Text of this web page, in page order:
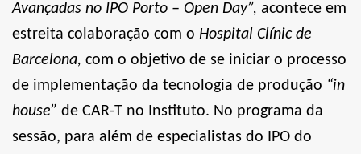
Avançadas no IPO Porto – Open Day”, acontece em
estreita colaboração com o Hospital Clínic de
Barcelona, com o objetivo de se iniciar o processo
de implementação da tecnologia de produção “in
house” de CAR-T no Instituto. No programa da
sessão, para além de especialistas do IPO do